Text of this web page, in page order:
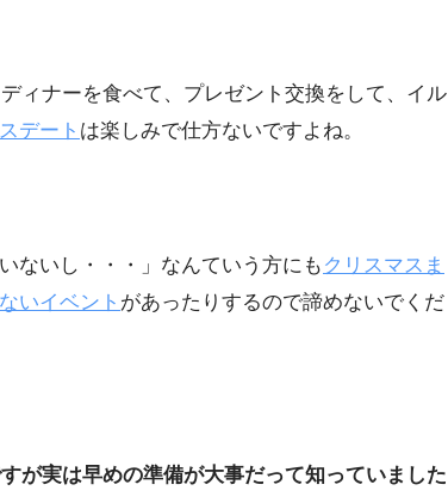
ィナーを食べて、プレゼント交換をして、イル
デート は楽しみで仕方ないですよね。
ないし・・・」なんていう方にも クリスマスま
いイベント があったりするので諦めないでくだ
が実は早めの準備が大事だって知っていました